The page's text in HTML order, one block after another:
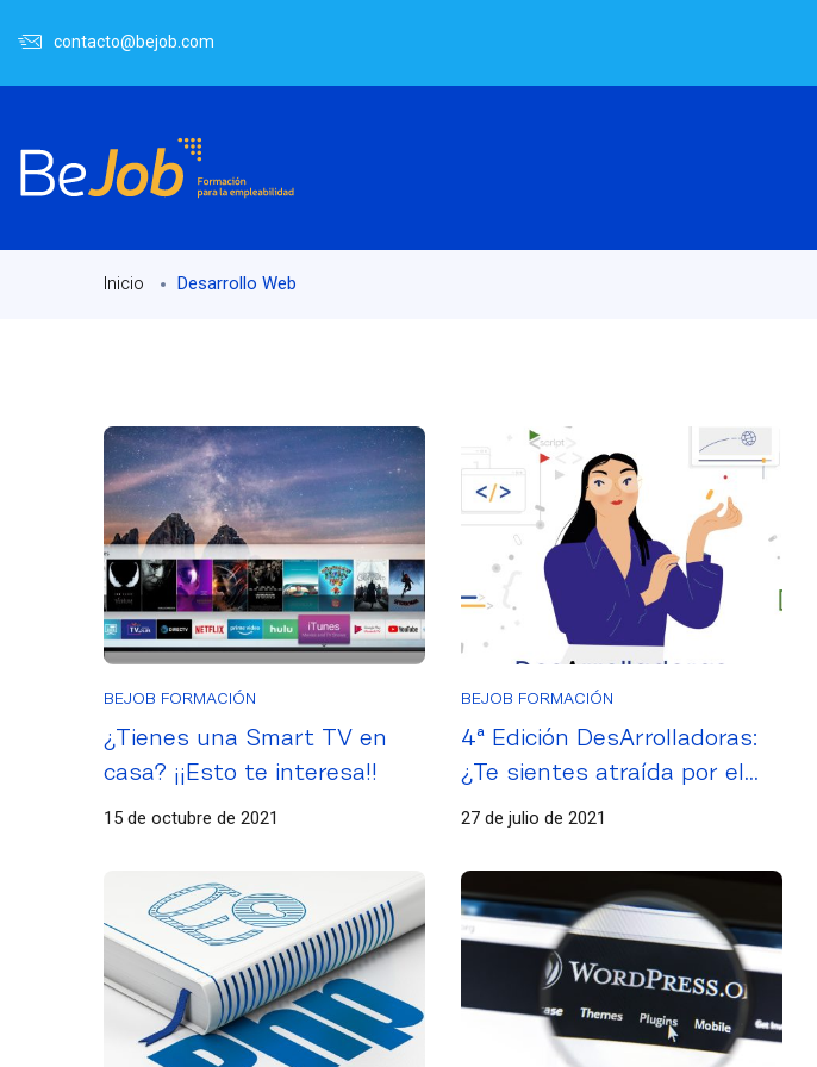
contacto@bejob.com
Inicio Desarrollo Web
BEJOB FORMACIÓN
¿Tienes una Smart TV en
casa? ¡¡Esto te interesa!!
15 de octubre de 2021
BEJOB FORMACIÓN
4ª Edición DesArrolladoras:
¿Te sientes atraída por el
desarrollo web, pero no
27 de julio de 2021